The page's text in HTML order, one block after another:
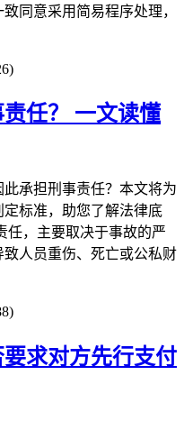
同意采用简易程序处理，
任？ 一文读懂
承担刑事责任？本文将为
标准，助您了解法律底
任，主要取决于事故的严
人员重伤、死亡或公私财
求对方先行支付